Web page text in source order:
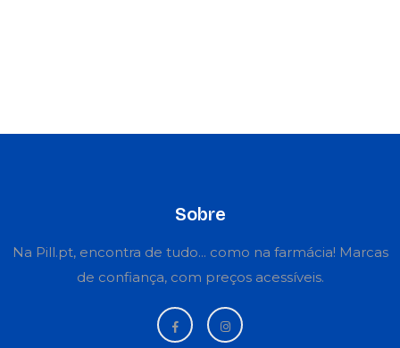
Sobre
Na Pill.pt, encontra de tudo... como na farmácia! Marcas
de confiança, com preços acessíveis.